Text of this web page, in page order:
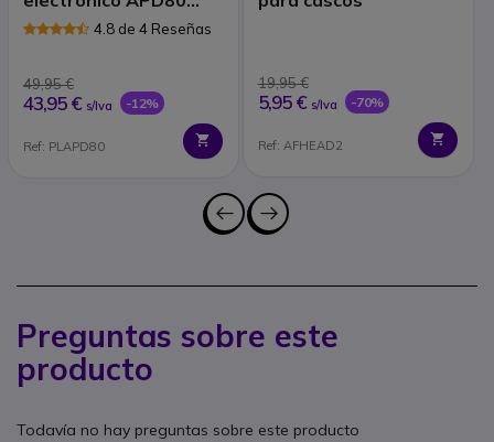
EHS
4.8 de 4 Reseñas
49,95 €
43,95 € s/Iva -12%
Ref: PLAPD80
19,95 €
5,95 € s/Iva -70%
Ref: AFHEAD2
Preguntas sobre este
producto
Todavía no hay preguntas sobre este producto